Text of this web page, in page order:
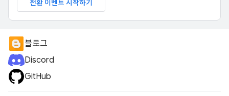
전환 이벤트 시작하기
블로그
Discord
GitHub